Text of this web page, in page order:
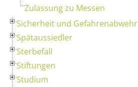
Zulassung zu Messen
Sicherheit und Gefahrenabwehr
Spätaussiedler
Sterbefall
Stiftungen
Studium